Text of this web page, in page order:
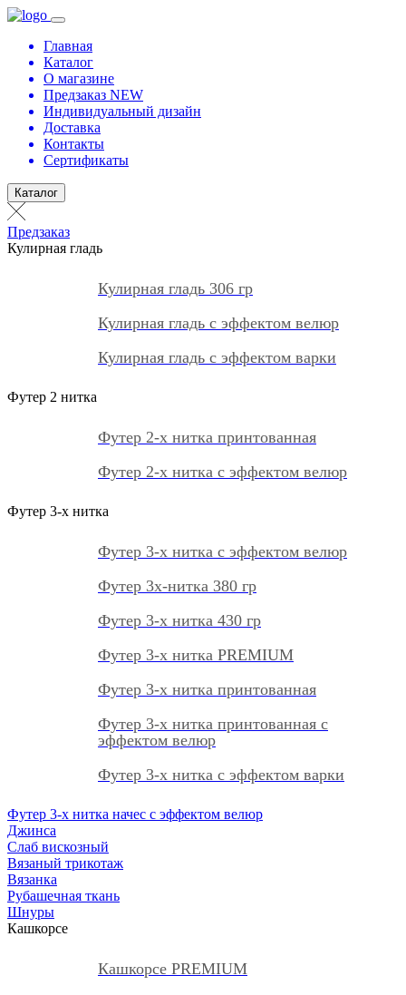
Главная
Каталог
О магазине
Предзаказ NEW
Индивидуальный дизайн
Доставка
Контакты
Сертификаты
Каталог
Предзаказ
Кулирная гладь
Кулирная гладь 306 гр
Кулирная гладь с эффектом велюр
Кулирная гладь с эффектом варки
Футер 2 нитка
Футер 2-х нитка принтованная
Футер 2-х нитка с эффектом велюр
Футер 3-х нитка
Футер 3-х нитка с эффектом велюр
Футер 3х-нитка 380 гр
Футер 3-х нитка 430 гр
Футер 3-х нитка PREMIUM
Футер 3-х нитка принтованная
Футер 3-х нитка принтованная с
эффектом велюр
Футер 3-х нитка с эффектом варки
Футер 3-х нитка начес с эффектом велюр
Джинса
Слаб вискозный
Вязаный трикотаж
Вязанка
Рубашечная ткань
Шнуры
Кашкорсе
Кашкорсе PREMIUM